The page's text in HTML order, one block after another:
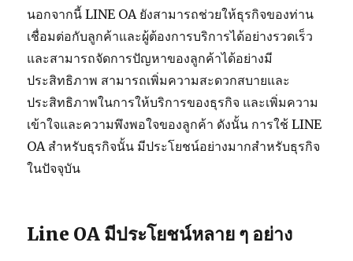
นอกจากนี้ LINE OA ยังสามารถช่วยให้ธุรกิจของท่าน
เชื่อมต่อกับลูกค้าและผู้ต้องการบริการได้อย่างรวดเร็ว
และสามารถจัดการปัญหาของลูกค้าได้อย่างมี
ประสิทธิภาพ สามารถเพิ่มความสะดวกสบายและ
ประสิทธิภาพในการให้บริการของธุรกิจ และเพิ่มความ
เข้าใจและความพึงพอใจของลูกค้า ดังนั้น การใช้ LINE
OA สำหรับธุรกิจนั้น มีประโยชน์อย่างมากสำหรับธุรกิจ
ในปัจจุบัน
Line OA มีประโยชน์หลาย ๆ อย่าง